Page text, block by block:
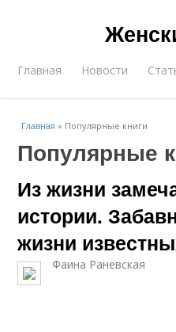
Главная Новости
Главная » Популярные книги
Популярные
Из жизни
истории.
жизни
Фаина Раневская